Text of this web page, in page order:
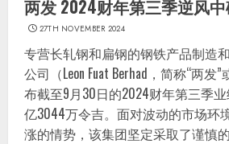
两发 2024财年第三季逆风
27TH NOVEMBER 2024
专营长轧钢和扁钢的钢铁产品制造
公司（Leon Fuat Berhad，简称“两发
布截至9月30日的2024财年第三季
亿3044万令吉。面对波动的市场环
涨的情势，该集团坚定采取了谨慎的